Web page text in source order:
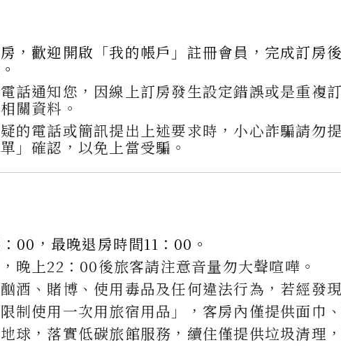
，歡迎開啟「我的帳戶」註冊會員，完成訂房
話通知您，因線上訂房發生設定錯誤或是重複
關資料。
的電話或簡訊提出上述要求時，小心詐騙請
」確認，以免上當受騙。
00，最晚退房時間11：00。
晚上22：00後旅客請注意音量勿大聲喧嘩。
酒、賭博、使用毒品及任何違法行為，若經發
制使用一次用旅宿用品」，客房內僅提供面巾
球，落實低碳旅館服務，續住僅提供垃圾清理